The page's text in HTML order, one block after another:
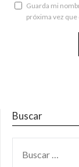
Guarda mi
próxima vez que
Buscar